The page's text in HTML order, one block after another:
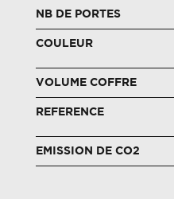
NB DE PORTES
COULEUR
VOLUME COFFRE
REFERENCE
EMISSION DE CO2